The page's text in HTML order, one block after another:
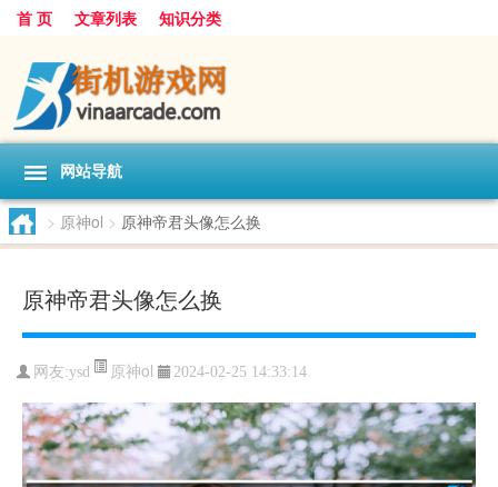
首 页 文章列表 知识分类
网站导航
> 原神ol > 原神帝君头像怎么换
原神帝君头像怎么换
网友:ysd 原神ol 2024-02-25 14:33:14